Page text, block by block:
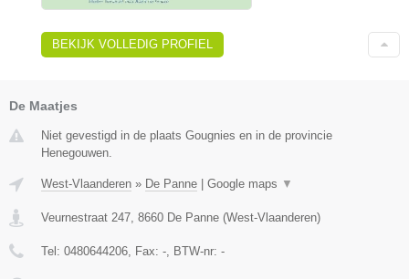
BEKIJK VOLLEDIG PROFIEL
De Maatjes
Niet gevestigd in de plaats Gougnies en in de provincie
Henegouwen.
West-Vlaanderen » De Panne Google maps ▼
Veurnestraat 247, 8660 De Panne (West-Vlaanderen)
Tel: 0480644206, Fax: -, BTW-nr: -